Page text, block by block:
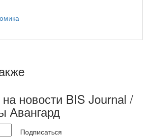
новости BIS Journal /
Авангард
Подписаться